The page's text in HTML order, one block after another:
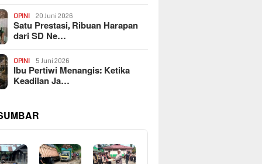
OPINI 20 Juni 2026
Satu Prestasi, Ribuan Harapan
dari SD Ne…
OPINI 5 Juni 2026
Ibu Pertiwi Menangis: Ketika
Keadilan Ja…